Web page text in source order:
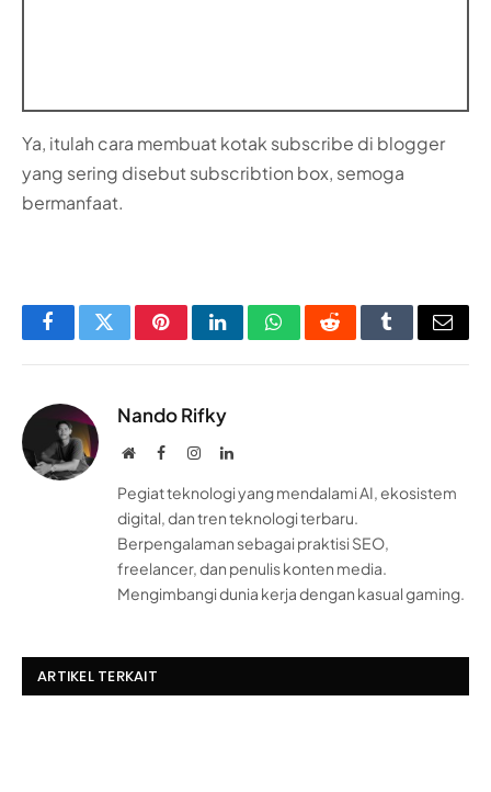
Ya, itulah cara membuat kotak subscribe di blogger
yang sering disebut subscribtion box, semoga
bermanfaat.
FacebookTwitterPinterestLinkedInWhatsAppRedditTumblrEmail
Nando Rifky
WebsiteFacebookInstagramLinkedIn
Pegiat teknologi yang mendalami AI, ekosistem
digital, dan tren teknologi terbaru.
Berpengalaman sebagai praktisi SEO,
freelancer, dan penulis konten media.
Mengimbangi dunia kerja dengan kasual gaming.
ARTIKEL TERKAIT